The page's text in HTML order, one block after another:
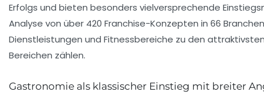
Erfolgs und bieten besonders vielversprechende
Analyse von über 420 Franchise-Konzepten in 66
Dienstleistungen und Fitnessbereiche zu den
Bereichen zählen.
Gastronomie als klassischer Einstieg mit breiter